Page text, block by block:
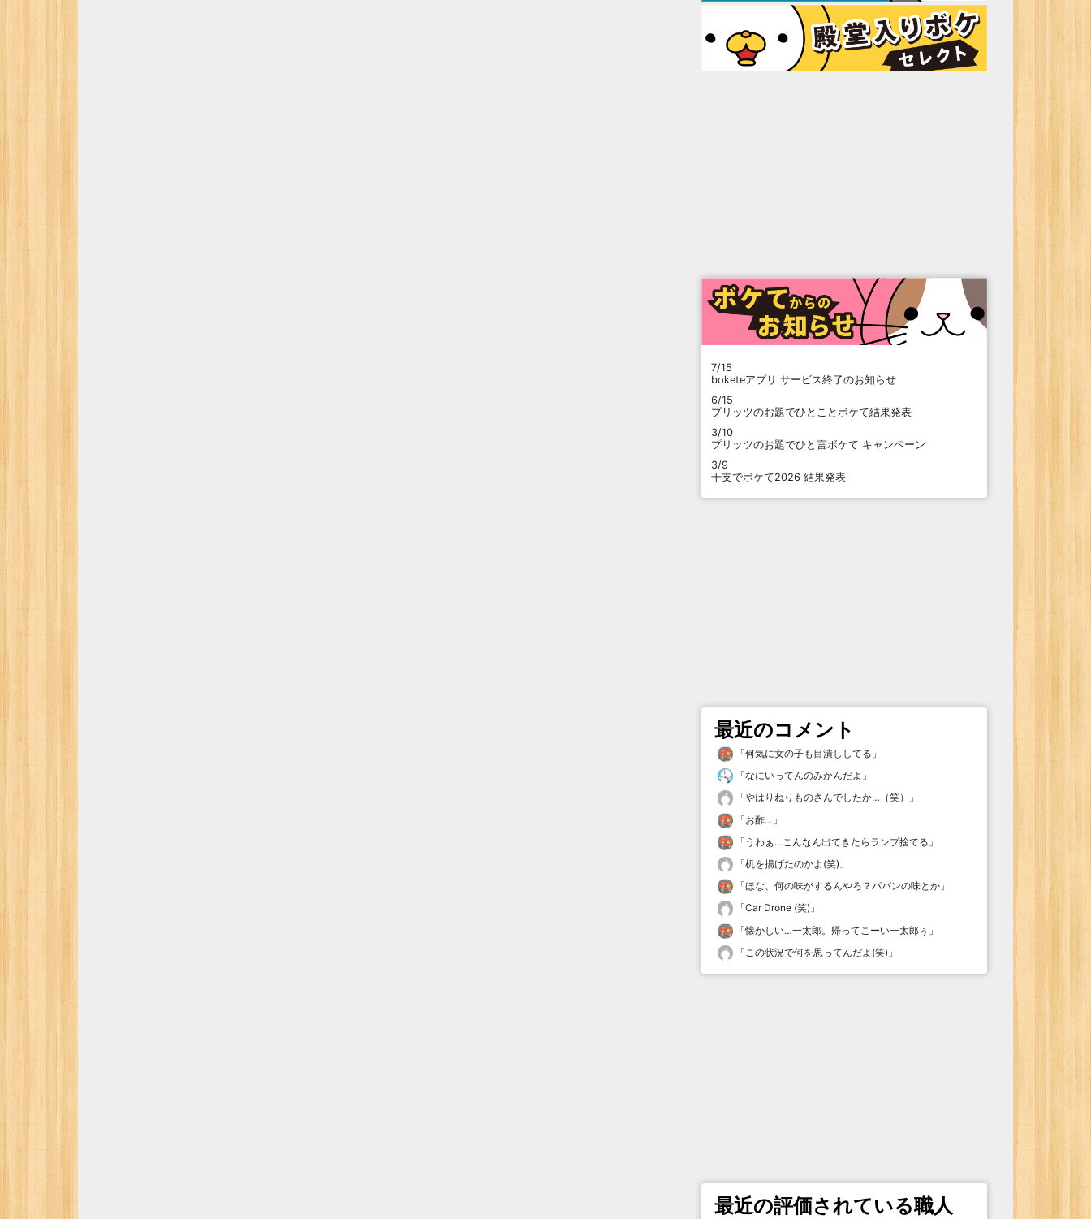
7/15
boketeアプリ サービス終了のお知らせ
6/15
プリッツのお題でひとことボケて結果発表
3/10
プリッツのお題でひと言ボケて キャンペーン
3/9
干支でボケて2026 結果発表
最近のコメント
「何気に女の子も目潰ししてる 」
「なにいってんのみかんだよ 」
「やはりねりものさんでしたか…（笑）
」
「お酢… 」
「 うわぁ…こんなん出てきたらランプ捨てる 」
「机を揚げたのかよ(笑) 」
「ほな、何の味がするんやろ？パパンの味とか 」
「Car Drone (笑) 」
「懐かしい…一太郎。帰ってこーい一太郎ぅ 」
「 この状況で何を思ってんだよ(笑) 」
最近の評価されている職人